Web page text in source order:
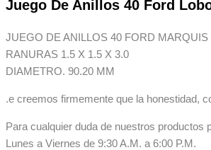
Juego De Anillos 40 Ford
JUEGO DE ANILLOS 40 FORD MARQUIS
RANURAS 1.5 X 1.5 X 3.0
DIAMETRO. 90.20 MM
.e creemos firmemente que la honestidad,
Para cualquier duda de nuestros productos
Lunes a Viernes de 9:30 A.M. a 6:00 P.M.